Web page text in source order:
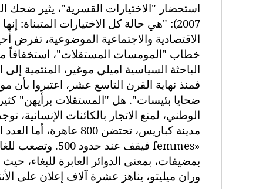
استحضار "الاختيارات القسرية"، يثير ضحك
2007): "هي حالة كل الاختيارات
الاقتصادية والاجتماعية الموضوعية،
خطاب "المومسات المستقلات"، استخفافاً
الباحثة السياسية اميلي موغير، المنتمية
فمنذ نهاية القرن التاسع عشر، اعتبروا بأن
ضحايا بئيسات". هل "المستقلات برأيهن"
مدينة كباريس، تحتضن 800 عاهرة، أما العدد التقليدي المتداول عند جمعية:
femmes»
فيقف عند حدود
بمضيفات، بمعنى الدوائر العابرة
وران ميليتو، يناهز عشرة آلاف إعلان على